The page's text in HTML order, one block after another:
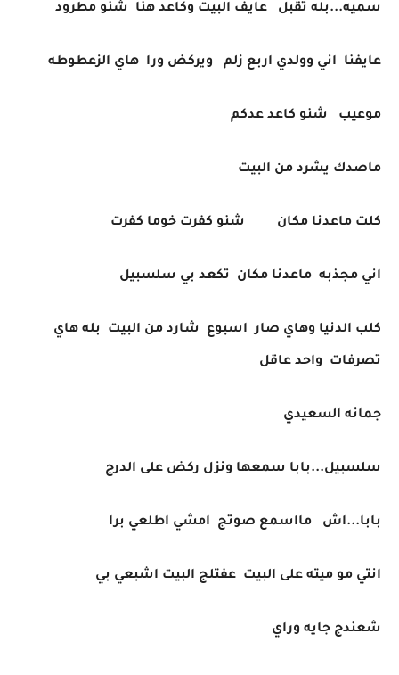
سميه...بله تقبل عايف البيت وكاعد هنا شنو مطرود
عايفنا اني وولدي اربع زلم ويركض ورا هاي الزعطوطه
موعيب شنو كاعد عدكم
ماصدك يشرد من البيت
كلت ماعدنا مكان شنو كفرت خوما كفرت
اني مجذبه ماعدنا مكان تكعد بي سلسبيل
كلب الدنيا وهاي صار اسبوع شارد من البيت بله هاي
تصرفات واحد عاقل
جمانه السعيدي
سلسبيل...بابا سمعها ونزل ركض على الدرج
بابا...اش مااسمع صوتج امشي اطلعي برا
انتي مو ميته على البيت عفتلج البيت اشبعي بي
شعندج جايه وراي